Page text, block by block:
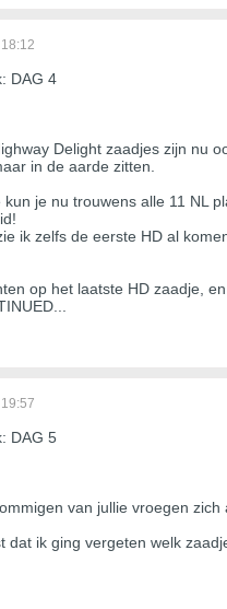
DAG 4
Delight zaadjes zijn nu
in de aarde zitten.
kun je nu trouwens alle 11 NL
ik zelfs de eerste HD al
op het laatste HD zaadje,
DAG 5
van jullie vroegen
dat ik ging vergeten welk